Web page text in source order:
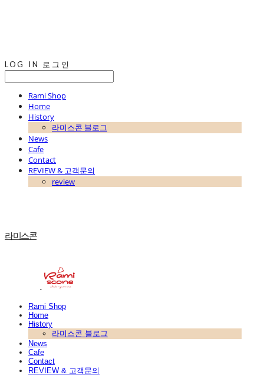
LOG IN 로그인
Rami Shop
Home
History
라미스콘 블로그
News
Cafe
Contact
REVIEW & 고객문의
review
라미스콘
Rami Shop
Home
History
라미스콘 블로그
News
Cafe
Contact
REVIEW & 고객문의